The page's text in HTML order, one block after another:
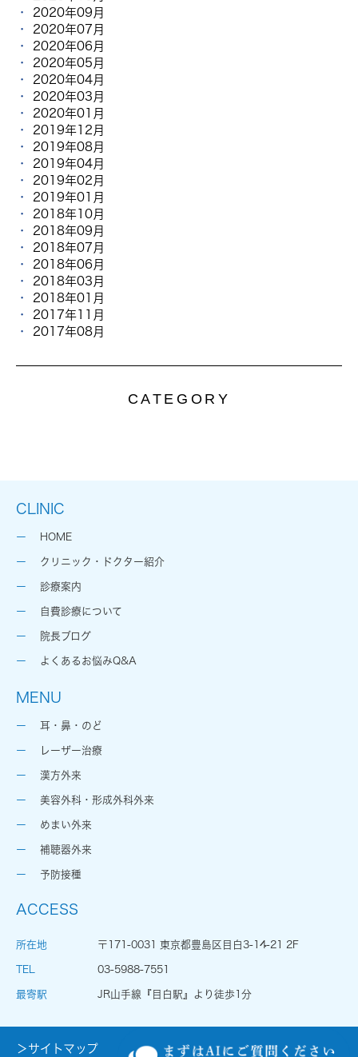
2020年09月
2020年07月
2020年06月
2020年05月
2020年04月
2020年03月
2020年01月
2019年12月
2019年08月
2019年04月
2019年02月
2019年01月
2018年10月
2018年09月
2018年07月
2018年06月
2018年03月
2018年01月
2017年11月
2017年08月
CATEGORY
CLINIC
HOME
クリニック・ドクター紹介
診療案内
自費診療について
院長ブログ
よくあるお悩みQ&A
MENU
耳・鼻・のど
レーザー治療
漢方外来
美容外科・形成外科外来
めまい外来
補聴器外来
予防接種
ACCESS
所在地 〒171-0031 東京都豊島区目白3-14-21 2F
TEL 03-5988-7551
最寄駅 JR山手線『目白駅』より徒歩1分
＞サイトマップ